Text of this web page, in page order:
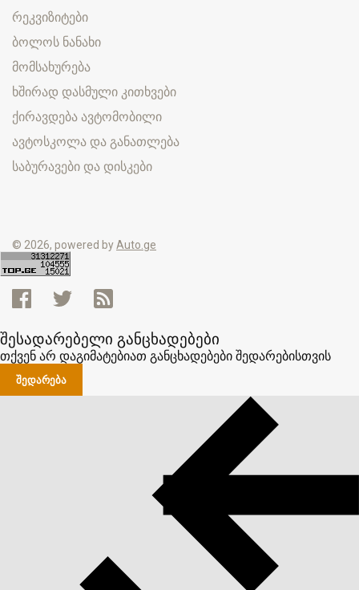
რეკვიზიტები
ბოლოს ნანახი
მომსახურება
ხშირად დასმული კითხვები
ქირავდება ავტომობილი
ავტოსკოლა და განათლება
საბურავები და დისკები
© 2026, powered byAuto.ge
შესადარებელი განცხადებები
თქვენ არ დაგიმატებიათ განცხადებები შედარებისთვის
ᲨᲔᲓᲐᲠᲔᲑᲐ